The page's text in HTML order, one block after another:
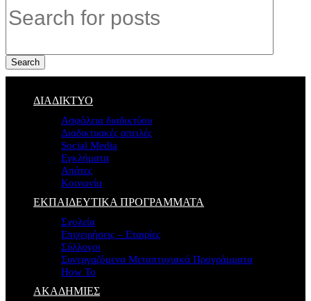
Search
ΔΙΑΔΙΚΤΥΟ
Ασφάλεια διαδικτύου
Διαδικτυακές απειλές
Social Media
Εγκλήματα
Απάτες
Κοινωνία
ΕΚΠΑΙΔΕΥΤΙΚΑ ΠΡΟΓΡΑΜΜΑΤΑ
Σχολεία
Επιχειρήσεις – Εταιρίες
Σύλλογοι
Συνεργαζόμενα Μεταπτυχιακά Προγράμματα
How To
ΑΚΑΔΗΜΙΕΣ